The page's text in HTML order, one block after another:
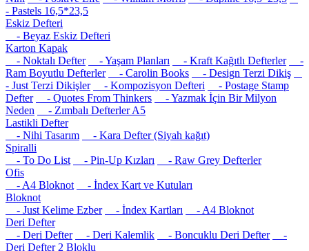
- Pastels 16,5*23,5
Eskiz Defteri
- Beyaz Eskiz Defteri
Karton Kapak
- Noktalı Defter
- Yaşam Planları - Kraft Kağıtlı Defterler
-
Ram Boyutlu Defterler
- Carolin Books
- Design Terzi Dikiş
- Just Terzi Dikişler
- Kompozisyon Defteri
- Postage Stamp
Defter
- Quotes From Thinkers
- Yazmak İçin Bir Milyon
Neden
- Zımbalı Defterler A5
Lastikli Defter
- Nihi Tasarım
- Kara Defter (Siyah kağıt)
Spiralli
- To Do List
- Pin-Up Kızları
- Raw Grey Defterler
Ofis
- A4 Bloknot
- İndex Kart ve Kutuları
Bloknot
- Just Kelime Ezber
- İndex Kartları
- A4 Bloknot
Deri Defter
- Deri Defter
- Deri Kalemlik - Boncuklu Deri Defter
-
Deri Defter 2 Bloklu